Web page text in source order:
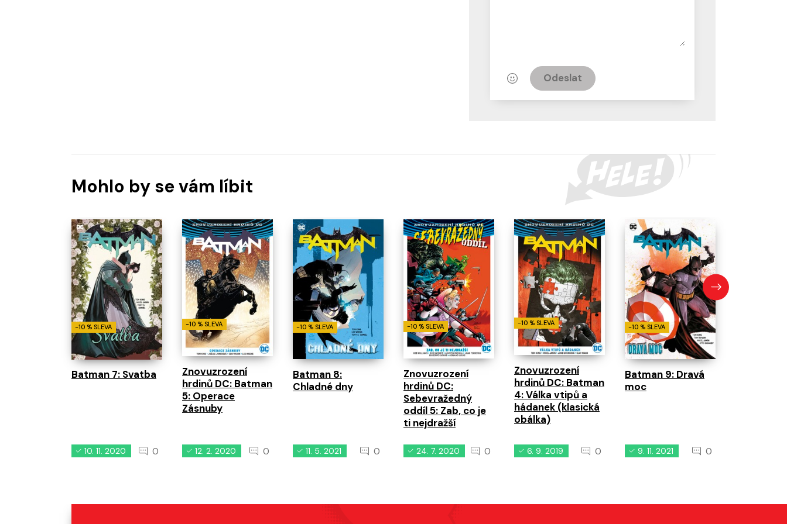
Odeslat
Mohlo by se vám líbit
-10 % SLEVA
Batman 7: Svatba
10. 11. 2020 0
-10 % SLEVA
Znovuzrození
hrdinů DC: Batman
5: Operace
Zásnuby
12. 2. 2020 0
-10 % SLEVA
Batman 8:
Chladné dny
11. 5. 2021 0
-10 % SLEVA
Znovuzrození
hrdinů DC:
Sebevražedný
oddíl 5: Zab, co je
ti nejdražší
24. 7. 2020 0
-10 % SLEVA
Znovuzrození
hrdinů DC: Batman
4: Válka vtipů a
hádanek (klasická
obálka)
6. 9. 2019 0
-10 % SLEVA
Batman 9: Dravá
moc
9. 11. 2021 0